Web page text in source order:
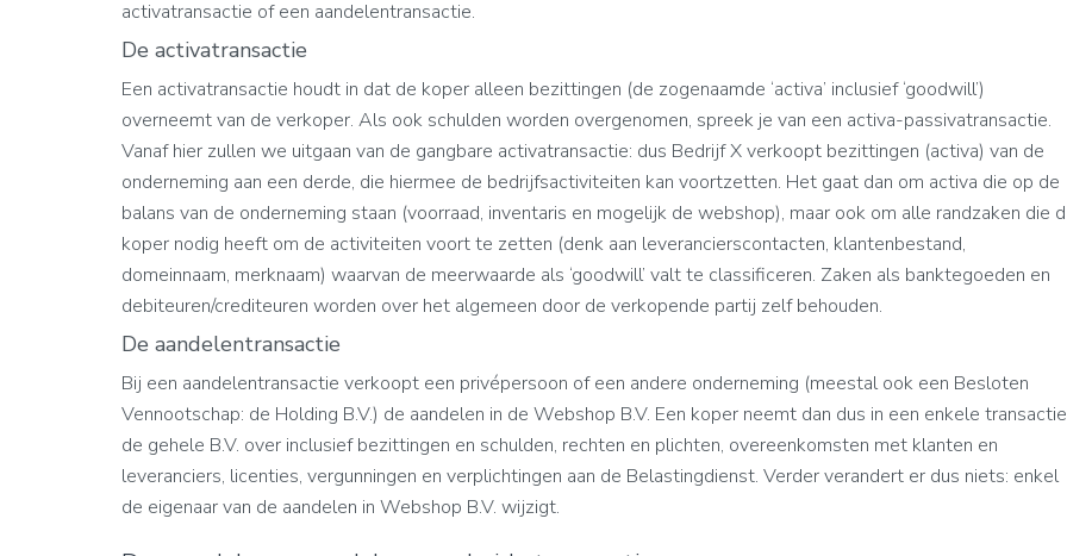
activatransactie of een aandelentransactie.
De activatransactie
Een activatransactie houdt in dat de koper alleen bezittingen (de zogenaamde ‘activa’ inclusief ‘goodwill’)
overneemt van de verkoper. Als ook schulden worden overgenomen, spreek je van een activa-passivatransactie.
Vanaf hier zullen we uitgaan van de gangbare activatransactie: dus Bedrijf X verkoopt bezittingen (activa) van de
onderneming aan een derde, die hiermee de bedrijfsactiviteiten kan voortzetten. Het gaat dan om activa die op de
balans van de onderneming staan (voorraad, inventaris en mogelijk de webshop), maar ook om alle randzaken die
koper nodig heeft om de activiteiten voort te zetten (denk aan leverancierscontacten, klantenbestand,
domeinnaam, merknaam) waarvan de meerwaarde als ‘goodwill’ valt te classificeren. Zaken als banktegoeden en
debiteuren/crediteuren worden over het algemeen door de verkopende partij zelf behouden.
De aandelentransactie
Bij een aandelentransactie verkoopt een privépersoon of een andere onderneming (meestal ook een Besloten
Vennootschap: de Holding B.V.) de aandelen in de Webshop B.V. Een koper neemt dan dus in een enkele transactie
de gehele B.V. over inclusief bezittingen en schulden, rechten en plichten, overeenkomsten met klanten en
leveranciers, licenties, vergunningen en verplichtingen aan de Belastingdienst. Verder verandert er dus niets: enkel
de eigenaar van de aandelen in Webshop B.V. wijzigt.